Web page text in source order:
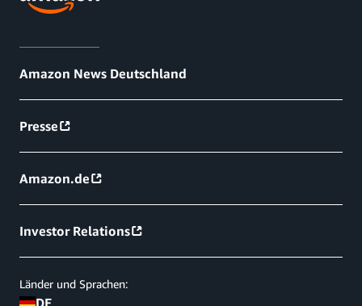
Amazon News Deutschland
Presse
Amazon.de
Investor Relations
Länder und Sprachen:
DE